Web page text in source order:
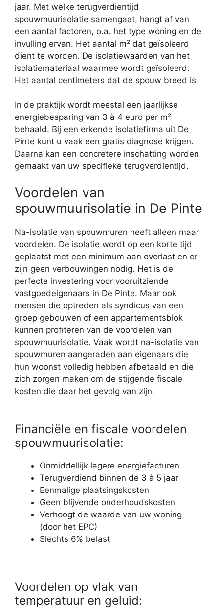
jaar. Met welke terugverdientijd
spouwmuurisolatie samengaat, hangt af van
een aantal factoren, o.a. het type woning en de
invulling ervan. Het aantal m² dat geïsoleerd
dient te worden. De isolatiewaarden van het
isolatiemateriaal waarmee wordt geïsoleerd.
Het aantal centimeters dat de spouw breed is.
In de praktijk wordt meestal een jaarlijkse
energiebesparing van 3 à 4 euro per m²
behaald. Bij een erkende isolatiefirma uit De
Pinte kunt u vaak een gratis diagnose krijgen.
Daarna kan een concretere inschatting worden
gemaakt van uw specifieke terugverdientijd.
Voordelen van
spouwmuurisolatie in De Pinte
Na-isolatie van spouwmuren heeft alleen maar
voordelen. De isolatie wordt op een korte tijd
geplaatst met een minimum aan overlast en er
zijn geen verbouwingen nodig. Het is de
perfecte investering voor vooruitziende
vastgoedeigenaars in De Pinte. Maar ook
mensen die optreden als syndicus van een
groep gebouwen of een appartementsblok
kunnen profiteren van de voordelen van
spouwmuurisolatie. Vaak wordt na-isolatie van
spouwmuren aangeraden aan eigenaars die
hun woonst volledig hebben afbetaald en die
zich zorgen maken om de stijgende fiscale
kosten die daar het gevolg van zijn.
Financiële en fiscale voordelen
spouwmuurisolatie:
Onmiddellijk lagere energiefacturen
Terugverdiend binnen de 3 à 5 jaar
Eenmalige plaatsingskosten
Geen blijvende onderhoudskosten
Verhoogt de waarde van uw woning
(door het EPC)
Slechts 6% belast
Voordelen op vlak van
temperatuur en geluid: